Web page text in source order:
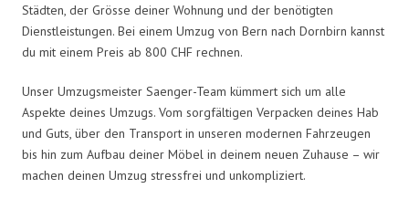
Städten, der Grösse deiner Wohnung und der benötigten
Dienstleistungen. Bei einem Umzug von Bern nach Dornbirn kannst
du mit einem Preis ab 800 CHF rechnen.
Unser Umzugsmeister Saenger-Team kümmert sich um alle
Aspekte deines Umzugs. Vom sorgfältigen Verpacken deines Hab
und Guts, über den Transport in unseren modernen Fahrzeugen
bis hin zum Aufbau deiner Möbel in deinem neuen Zuhause – wir
machen deinen Umzug stressfrei und unkompliziert.